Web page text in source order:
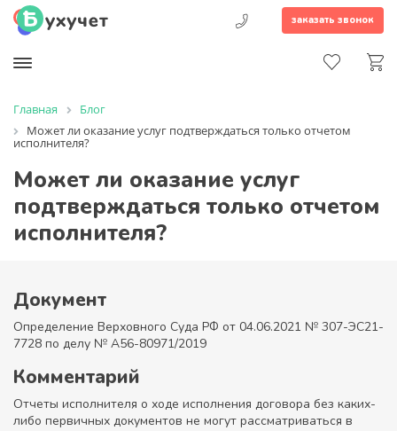
заказать звонок
Главная
Блог
Может ли оказание услуг подтверждаться только отчетом
исполнителя?
Может ли оказание услуг
подтверждаться только отчетом
исполнителя?
Документ
Определение Верховного Суда РФ от 04.06.2021 № 307-ЭС21-
7728 по делу № А56-80971/2019
Комментарий
Отчеты исполнителя о ходе исполнения договора без каких-
либо первичных документов не могут рассматриваться в